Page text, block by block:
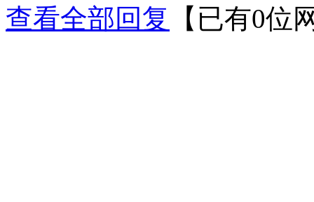
查看全部回复
【已有0位